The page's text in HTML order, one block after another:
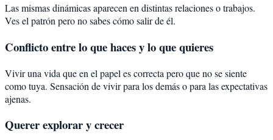
Las mismas dinámicas aparecen en distintas relaciones o trabajos.
Ves el patrón pero no sabes cómo salir de él.
Conflicto entre lo que haces y lo que quieres
Vivir una vida que en el papel es correcta pero que no se siente
como tuya. Sensación de vivir para los demás o para las expectativas
ajenas.
Querer explorar y crecer